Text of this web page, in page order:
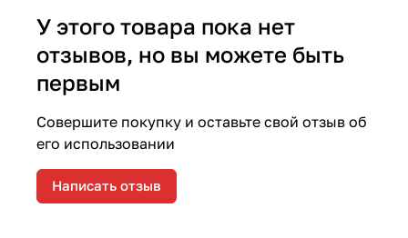
У этого товара пока нет
отзывов, но вы можете быть
первым
Совершите покупку и оставьте свой отзыв об
его использовании
Написать отзыв